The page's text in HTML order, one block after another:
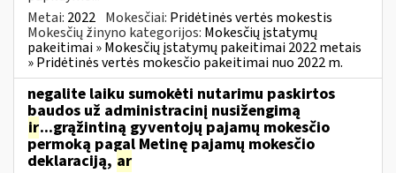
Metai: 2022 Mokesčiai: Pridėtinės vertės mokestis
Mokesčių žinyno kategorijos: Mokesčių įstatymų
pakeitimai » Mokesčių įstatymų pakeitimai 2022 metais
» Pridėtinės vertės mokesčio pakeitimai nuo 2022 m.
negalite laiku sumokėti nutarimu paskirtos
baudos už administracinį nusižengimą
ir...grąžintiną gyventojų pajamų mokesčio
permoką pagal Metinę pajamų mokesčio
deklaraciją, ar